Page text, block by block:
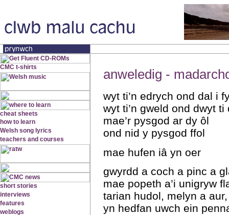
anweledig -
wyt ti’n edrych ond dal i
wyt ti’n gweld ond dwyt ti
mae’r pysgod ar dy ôl
ond nid y pysgod ffol
mae hufen iâ yn oer
gwyrdd a coch a pinc a
mae popeth a’i unigryw
tarian hudol, melyn a aur,
yn hedfan uwch ein